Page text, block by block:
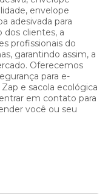
envelope
adesivada para
dos clientes, a
profissionais do
garantindo assim, a
Oferecemos
para e-
e sacola ecológica
em contato para
você ou seu